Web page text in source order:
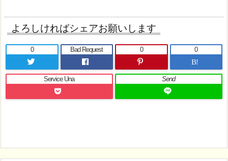
よろしければシェアお願いします
0 Bad Request
0
B!
0
Service Una Send